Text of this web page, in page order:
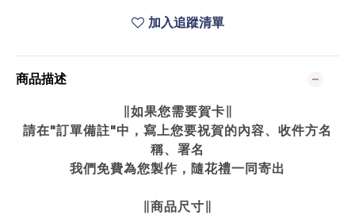
加入追蹤清單
商品描述
∥如果您需要賀卡∥
請在"訂單備註"中，寫上您要祝賀的內容、收件方名
稱、署名
我們免費為您製作，隨花禮一同寄出
∥商品尺寸∥